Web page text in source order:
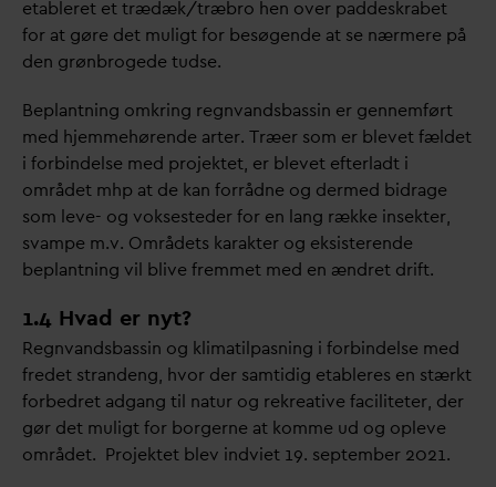
etableret et trædæk/træbro hen over paddeskrabet
for at gøre det muligt for besøgende at se nærmere på
den grønbrogede tudse.
Beplantning omkring regnvandsbassin er gennemført
med hjemmehørende arter. Træer som er blevet fældet
i forbindelse med projektet, er blevet efterladt i
området mhp at de kan forrådne og dermed bidrage
som leve- og voksesteder for en lang række insekter,
svampe m.v. Områdets karakter og eksisterende
beplantning vil blive fremmet med en ændret drift.
1.4 Hvad er nyt?
Regnvandsbassin og klimatilpasning i forbindelse med
fredet strandeng, hvor der samtidig etableres en stærkt
forbedret adgang til natur og rekreative faciliteter, der
gør det muligt for borgerne at komme ud og opleve
området. Projektet blev indviet 19. september 2021.